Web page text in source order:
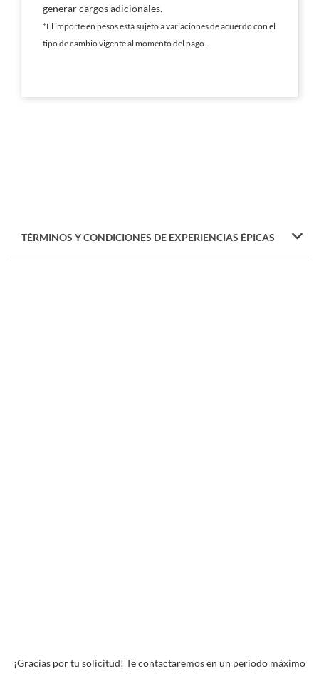
generar cargos adicionales.
*El importe en pesos está sujeto a variaciones de acuerdo con el
tipo de cambio vigente al momento del pago.
TÉRMINOS Y CONDICIONES DE EXPERIENCIAS ÉPICAS
¡Gracias por tu solicitud! Te contactaremos en un periodo máximo